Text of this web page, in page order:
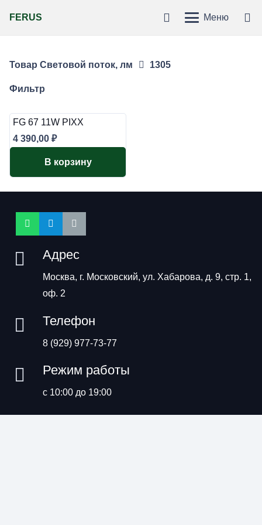
FERUS Меню
Товар Световой поток, лм 1305
Фильтр
FG 67 11W PIXX
4 390,00 ₽
В корзину
Адрес
Москва, г. Московский, ул. Хабарова, д. 9, стр. 1,
оф. 2
Телефон
8 (929) 977-73-77
Режим работы
с 10:00 до 19:00